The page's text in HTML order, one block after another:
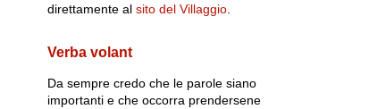
direttamente al sito del Villaggio.
Verba volant
Da sempre credo che le parole siano
importanti e che occorra prendersene